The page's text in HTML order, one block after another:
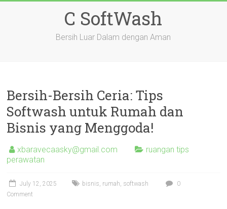
C SoftWash
Bersih Luar Dalam dengan Aman
Bersih-Bersih Ceria: Tips
Softwash untuk Rumah dan
Bisnis yang Menggoda!
xbaravecaasky@gmail.com
ruangan tips
perawatan
July 12, 2025 bisnis, rumah, softwash
0
Comment